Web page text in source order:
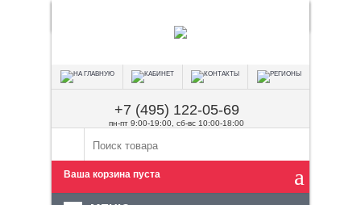
+7 (495) 122-05-69
пн-пт 9:00-19:00, сб-вс 10:00-18:00
Ваша корзина пуста